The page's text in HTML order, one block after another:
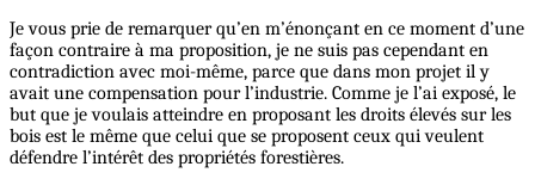
Je vous prie de remarquer qu’en m’énonçant en ce moment d’une
façon contraire à ma proposition, je ne suis pas cependant en
contradiction avec moi-même, parce que dans mon projet il y
avait une compensation pour l’industrie. Comme je l’ai exposé, le
but que je voulais atteindre en proposant les droits élevés sur les
bois est le même que celui que se proposent ceux qui veulent
défendre l’intérêt des propriétés forestières.